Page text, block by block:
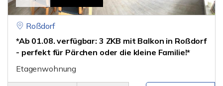
Roßdorf
*Ab 01.08. verfügbar: 3 ZKB mit Balkon in Roßdorf
- perfekt für Pärchen oder die kleine Familie!*
Etagenwohnung